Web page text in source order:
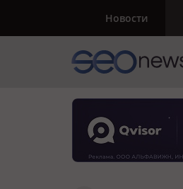
Новости